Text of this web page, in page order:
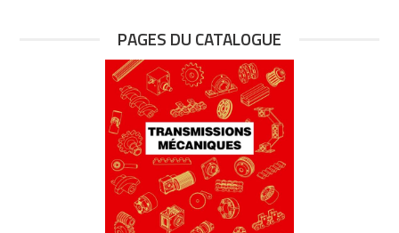
PAGES DU CATALOGUE